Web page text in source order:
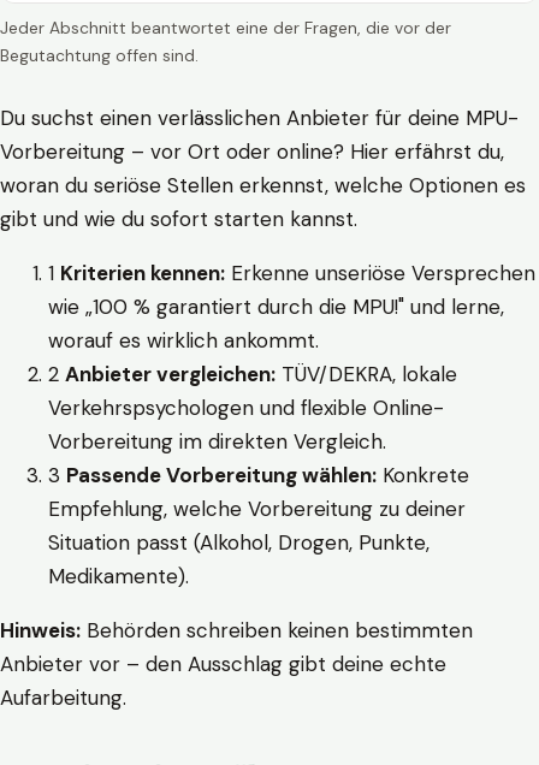
Jeder Abschnitt beantwortet eine der Fragen, die vor der
Begutachtung offen sind.
Du suchst einen verlässlichen Anbieter für deine MPU-
Vorbereitung – vor Ort oder online? Hier erfährst du,
woran du seriöse Stellen erkennst, welche Optionen es
gibt und wie du sofort starten kannst.
1 Kriterien kennen: Erkenne unseriöse Versprechen
wie „100 % garantiert durch die MPU!" und lerne,
worauf es wirklich ankommt.
2 Anbieter vergleichen: TÜV/DEKRA, lokale
Verkehrspsychologen und flexible Online-
Vorbereitung im direkten Vergleich.
3 Passende Vorbereitung wählen: Konkrete
Empfehlung, welche Vorbereitung zu deiner
Situation passt (Alkohol, Drogen, Punkte,
Medikamente).
Hinweis: Behörden schreiben keinen bestimmten
Anbieter vor – den Ausschlag gibt deine echte
Aufarbeitung.